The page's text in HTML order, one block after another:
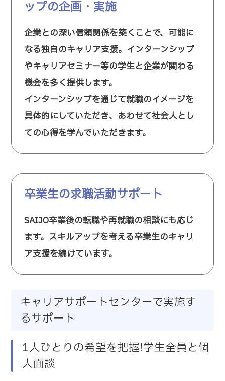
ップの企画・実施
企業との深い信頼関係を築くことで、可能に
なる独自のキャリア支援。インターンシップ
やキャリアセミナー等の学生と企業が関わる
機会を多く提供します。
インターンシップを通じて就職のイメージを
具体的にしていただき、あわせて社会人とし
ての心得を学んでいただきます。
卒業生の求職活動サポート
SAIJO卒業後の転職や再就職の相談にも応じ
ます。スキルアップを考える卒業生のキャリ
ア支援を続けています。
キャリアサポートセンターで実施す
るサポート
1人ひとりの希望を把握!学生全員と個
人面談